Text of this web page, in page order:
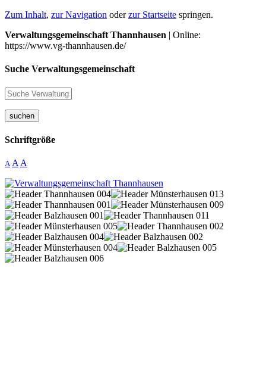
Zum Inhalt, zur Navigation oderzur Startseite springen.
Verwaltungsgemeinschaft Thannhausen | Online:
https://www.vg-thannhausen.de/
Suche Verwaltungsgemeinschaft
suchen
Schriftgröße
A A A